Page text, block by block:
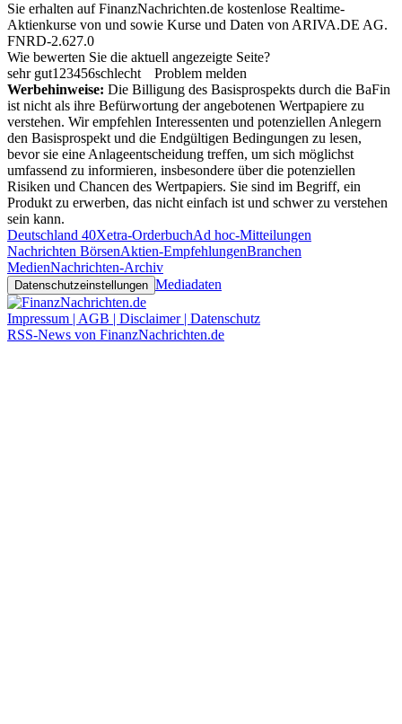
Sie erhalten auf FinanzNachrichten.de kostenlose Realtime-
Aktienkurse von und sowie Kurse und Daten von ARIVA.DE AG.
FNRD-2.627.0
Wie bewerten Sie die aktuell angezeigte Seite?
sehr gut1 23456schlecht
Problem melden
Werbehinweise: Die Billigung des Basisprospekts durch die BaFin
ist nicht als ihre Befürwortung der angebotenen Wertpapiere zu
verstehen. Wir empfehlen Interessenten und potenziellen Anlegern
den Basisprospekt und die Endgültigen Bedingungen zu lesen,
bevor sie eine Anlageentscheidung treffen, um sich möglichst
umfassend zu informieren, insbesondere über die potenziellen
Risiken und Chancen des Wertpapiers. Sie sind im Begriff, ein
Produkt zu erwerben, das nicht einfach ist und schwer zu verstehen
sein kann.
Deutschland 40Xetra-OrderbuchAd hoc-Mitteilungen
Nachrichten BörsenAktien-EmpfehlungenBranchen
MedienNachrichten-Archiv
Datenschutzeinstellungen Mediadaten
Impressum | AGB | Disclaimer | Datenschutz
RSS-News von FinanzNachrichten.de